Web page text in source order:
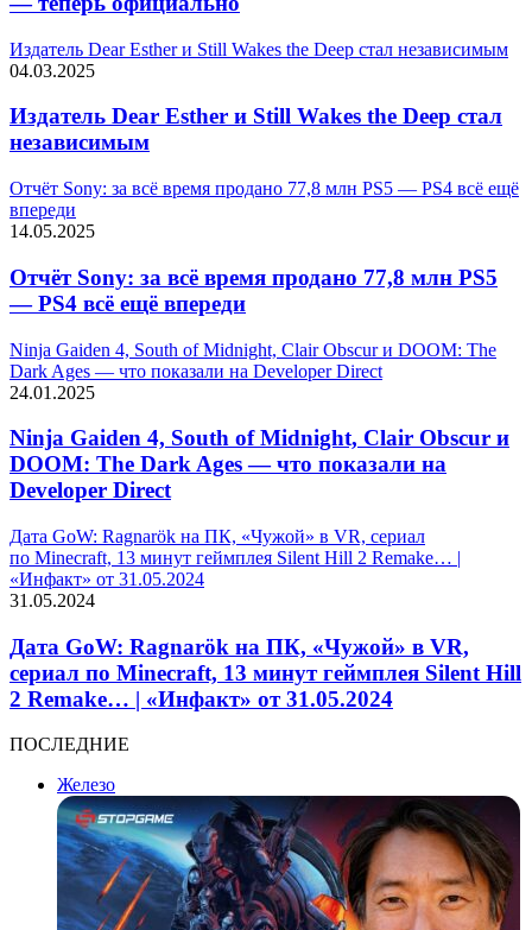
Издатель Dear Esther и Still Wakes the Deep стал независимым
04.03.2025
Издатель Dear Esther и Still Wakes the Deep стал
независимым
Отчёт Sony: за всё время продано 77,8 млн PS5 — PS4 всё ещё
впереди
14.05.2025
Отчёт Sony: за всё время продано 77,8 млн PS5
— PS4 всё ещё впереди
Ninja Gaiden 4, South of Midnight, Clair Obscur и DOOM: The
Dark Ages — что показали на Developer Direct
24.01.2025
Ninja Gaiden 4, South of Midnight, Clair Obscur и
DOOM: The Dark Ages — что показали на
Developer Direct
Дата GoW: Ragnarök на ПК, «Чужой» в VR, сериал
по Minecraft, 13 минут геймплея Silent Hill 2 Remake… |
«Инфакт» от 31.05.2024
31.05.2024
Дата GoW: Ragnarök на ПК, «Чужой» в VR,
сериал по Minecraft, 13 минут геймплея Silent Hill
2 Remake… | «Инфакт» от 31.05.2024
ПОСЛЕДНИЕ
Железо